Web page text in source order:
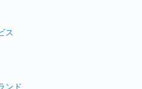
ス
ンド